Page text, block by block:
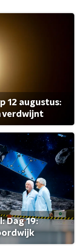
12 augustus:
verdwijnt
Dag 19: